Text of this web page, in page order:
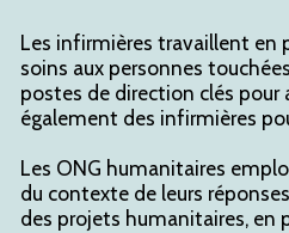
Les infirmières travaillent en
soins aux personnes
postes de direction clés pour
également des infirmières
Les ONG humanitaires
du contexte de leurs
des projets humanitaires, en